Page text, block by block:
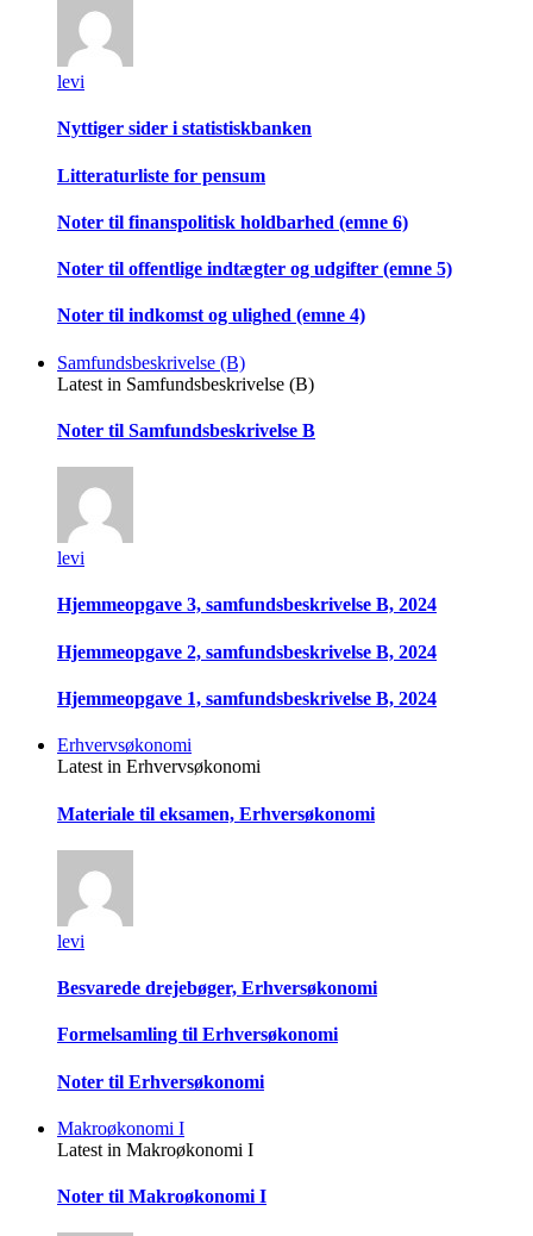
levi
Nyttiger sider i statistiskbanken
Litteraturliste for pensum
Noter til finanspolitisk holdbarhed (emne 6)
Noter til offentlige indtægter og udgifter (emne 5)
Noter til indkomst og ulighed (emne 4)
Samfundsbeskrivelse (B)
Latest in Samfundsbeskrivelse (B)
Noter til Samfundsbeskrivelse B
levi
Hjemmeopgave 3, samfundsbeskrivelse B, 2024
Hjemmeopgave 2, samfundsbeskrivelse B, 2024
Hjemmeopgave 1, samfundsbeskrivelse B, 2024
Erhvervsøkonomi
Latest in Erhvervsøkonomi
Materiale til eksamen, Erhversøkonomi
levi
Besvarede drejebøger, Erhversøkonomi
Formelsamling til Erhversøkonomi
Noter til Erhversøkonomi
Makroøkonomi I
Latest in Makroøkonomi I
Noter til Makroøkonomi I